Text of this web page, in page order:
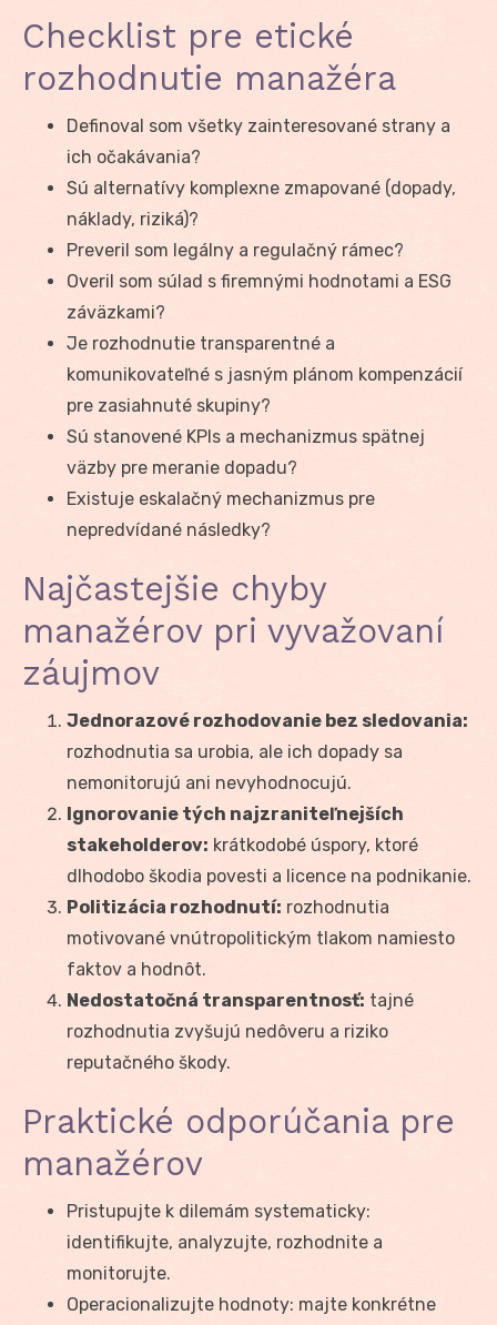
Checklist pre etické
rozhodnutie manažéra
Definoval som všetky zainteresované strany a
ich očakávania?
Sú alternatívy komplexne zmapované (dopady,
náklady, riziká)?
Preveril som legálny a regulačný rámec?
Overil som súlad s firemnými hodnotami a ESG
záväzkami?
Je rozhodnutie transparentné a
komunikovateľné s jasným plánom kompenzácií
pre zasiahnuté skupiny?
Sú stanovené KPIs a mechanizmus spätnej
väzby pre meranie dopadu?
Existuje eskalačný mechanizmus pre
nepredvídané následky?
Najčastejšie chyby
manažérov pri vyvažovaní
záujmov
Jednorazové rozhodovanie bez sledovania:
rozhodnutia sa urobia, ale ich dopady sa
nemonitorujú ani nevyhodnocujú.
Ignorovanie tých najzraniteľnejších
stakeholderov: krátkodobé úspory, ktoré
dlhodobo škodia povesti a licence na podnikanie.
Politizácia rozhodnutí: rozhodnutia
motivované vnútropolitickým tlakom namiesto
faktov a hodnôt.
Nedostatočná transparentnosť: tajné
rozhodnutia zvyšujú nedôveru a riziko
reputačného škody.
Praktické odporúčania pre
manažérov
Pristupujte k dilemám systematicky:
identifikujte, analyzujte, rozhodnite a
monitorujte.
Operacionalizujte hodnoty: majte konkrétne